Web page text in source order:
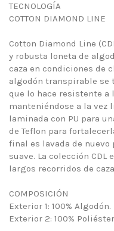
TECNOLOGÍA
COTTON DIAMOND LINE
Cotton Diamond Line
y robusta loneta de
caza en condiciones de
algodón transpirable se
que lo hace resistente a
manteniéndose a la vez
laminada con PU para
de Teflon para
final es lavada de nuevo
suave. La colección
largos recorridos de
COMPOSICIÓN
Exterior 1: 100% Algodón.
Exterior 2: 100%